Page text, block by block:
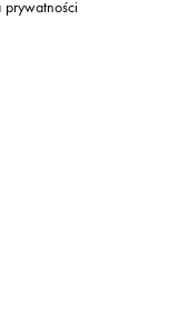
prywatności